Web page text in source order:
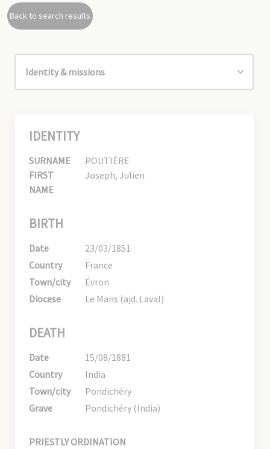
Back to search results
IDENTITY
SURNAME
POUTIÈRE
FIRST
NAME
Joseph, Julien
BIRTH
Date
23/03/1851
Country
France
Town/city
Évron
Diocese
Le Mans (ajd. Laval)
DEATH
Date
15/08/1881
Country
India
Town/city
Pondichéry
Grave
Pondichéry (India)
PRIESTLY ORDINATION